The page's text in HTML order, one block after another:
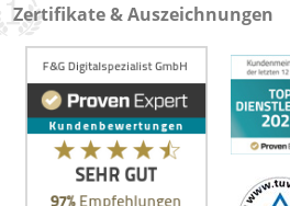
Zertifikate & Auszeichnungen